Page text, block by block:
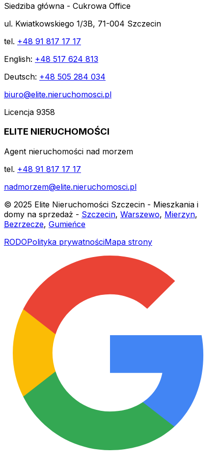
Siedziba główna - Cukrowa Office
ul. Kwiatkowskiego 1/3B, 71-004 Szczecin
tel. +48 91 817 17 17
English: +48 517 624 813
Deutsch: +48 505 284 034
biuro@elite.nieruchomosci.pl
Licencja 9358
ELITE NIERUCHOMOŚCI
Agent nieruchomości nad morzem
tel. +48 91 817 17 17
nadmorzem@elite.nieruchomosci.pl
© 2025 Elite Nieruchomości Szczecin - Mieszkania i
domy na sprzedaż - Szczecin, Warszewo, Mierzyn,
Bezrzecze, Gumieńce
RODOPolityka prywatnościMapa strony